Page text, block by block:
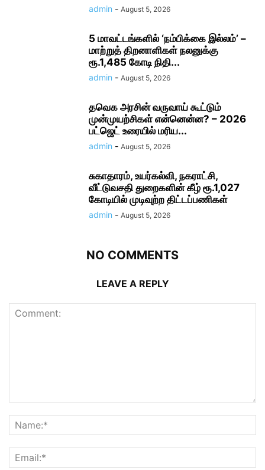
admin - August 5, 2026
5 மாவட்டங்களில் ‘நம்பிக்கை இல்லம்’ –
மாற்றுத் திறனாளிகள் நலனுக்கு
ரூ.1,485 கோடி நிதி...
admin - August 5, 2026
தவெக அரசின் வருவாய் கூட்டும்
முன்முயற்சிகள் என்னென்ன? – 2026
பட்ஜெட் உரையில் மரிய...
admin - August 5, 2026
சுகாதாரம், உயர்கல்வி, நகராட்சி,
வீட்டுவசதி துறைகளின் கீழ் ரூ.1,027
கோடியில் முடிவுற்ற திட்டப்பணிகள்
admin - August 5, 2026
NO COMMENTS
LEAVE A REPLY